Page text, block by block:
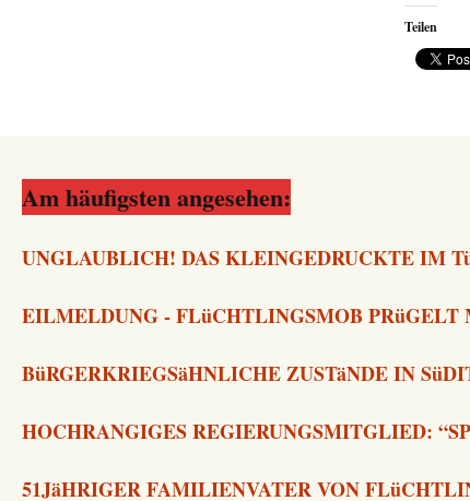
Teilen
Am häufigsten angesehen:
UNGLAUBLICH! DAS KLEINGEDRUCKTE IM
EILMELDUNG - FLüCHTLINGSMOB PRüGELT
BüRGERKRIEGSäHNLICHE ZUSTäNDE IN
HOCHRANGIGES REGIERUNGSMITGLIED:
51JäHRIGER FAMILIENVATER VON